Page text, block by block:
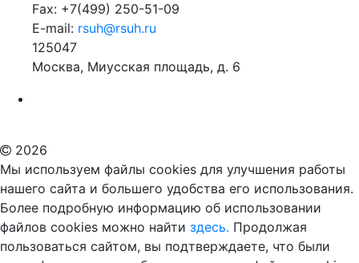
Fax: +7(499) 250-51-09
E-mail: rsuh@rsuh.ru
125047
Москва, Миусская площадь, д. 6
2026
Мы используем файлы cookies для улучшения работы
нашего сайта и большего удобства его использования.
Более подробную информацию об использовании
файлов cookies можно найти здесь. Продолжая
пользоваться сайтом, вы подтверждаете, что были